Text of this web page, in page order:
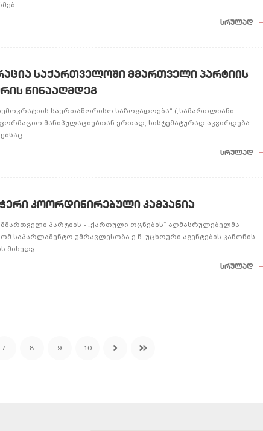
...
სრულად
საქართველოში მმართველი პარტიის
წინააღმდეგ
საერთაშორისო საზოგადოება“ („სამართლიანი
მანიპულაციებთან ერთად, სისტემატურად აკვირდება
...
სრულად
კოორდინირებული კამპანია
პარტიის - „ქართული ოცნების“ აღმასრულებელმა
საპარლამენტო უმრავლესობა ე.წ. უცხოური აგენტების კანონის
მიხედვ ...
სრულად
7 8 9 10